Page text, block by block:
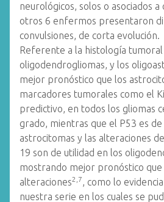
neurológicos, solos o asociados a
otros 6 enfermos presentaron
convulsiones, de corta evolución.
Referente a la histología tumoral
oligodendrogliomas, y los
mejor pronóstico que los
marcadores tumorales como el
predictivo, en todos los gliomas
grado, mientras que el P53 es
astrocitomas y las alteraciones
19 son de utilidad en los
mostrando mejor pronóstico que
alteraciones2,7, como lo
nuestra serie en los cuales se